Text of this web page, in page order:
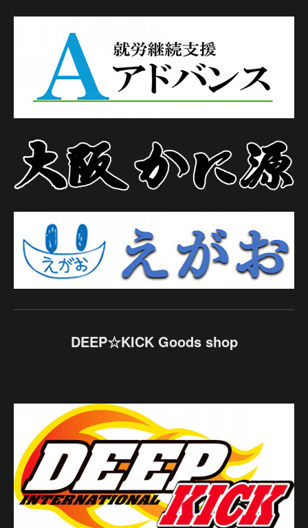
DEEP☆KICK Goods shop